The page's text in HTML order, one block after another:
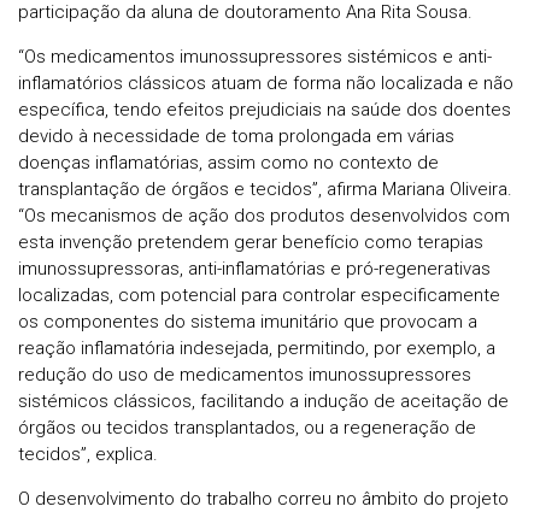
participação da aluna de doutoramento Ana Rita Sousa.
“Os medicamentos imunossupressores sistémicos e anti-
inflamatórios clássicos atuam de forma não localizada e não
específica, tendo efeitos prejudiciais na saúde dos doentes
devido à necessidade de toma prolongada em várias
doenças inflamatórias, assim como no contexto de
transplantação de órgãos e tecidos”, afirma Mariana Oliveira.
“Os mecanismos de ação dos produtos desenvolvidos com
esta invenção pretendem gerar benefício como terapias
imunossupressoras, anti-inflamatórias e pró-regenerativas
localizadas, com potencial para controlar especificamente
os componentes do sistema imunitário que provocam a
reação inflamatória indesejada, permitindo, por exemplo, a
redução do uso de medicamentos imunossupressores
sistémicos clássicos, facilitando a indução de aceitação de
órgãos ou tecidos transplantados, ou a regeneração de
tecidos”, explica.
O desenvolvimento do trabalho correu no âmbito do projeto